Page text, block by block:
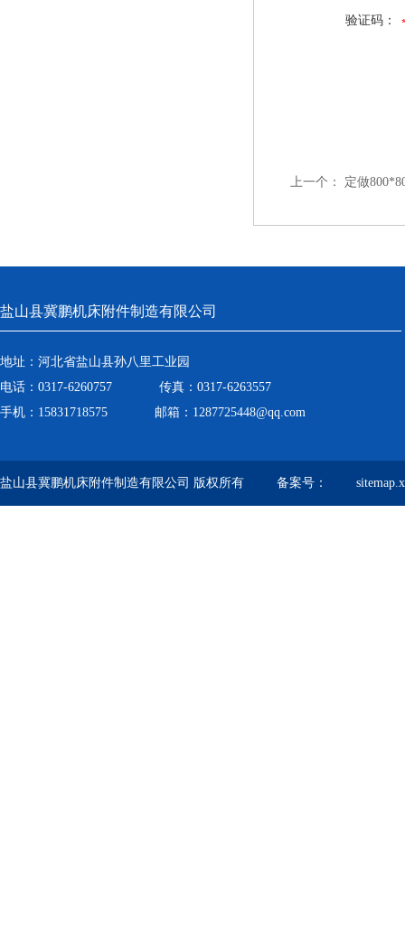
验证码：
上一个： 定做
盐山县冀鹏机床附件制造有限公司
地址：河北省盐山县孙八里工业园
电话：0317-6260757 传真：0317-6263557
手机：15831718575 邮箱：1287725448@qq.com
盐山县冀鹏机床附件制造有限公司 版权所有 备案号：